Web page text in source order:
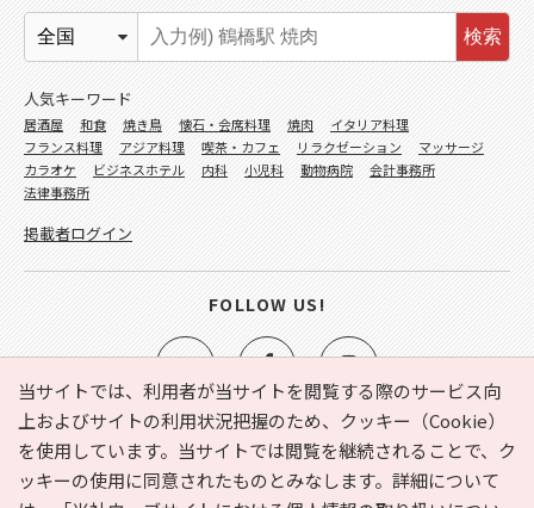
当サイトでは、利用者が当サイトを閲覧する際のサービス向
上およびサイトの利用状況把握のため、クッキー（Cookie）
を使用しています。当サイトでは閲覧を継続されることで、ク
ッキーの使用に同意されたものとみなします。詳細について
e-NAVITA（イーナビタ）とは？ お気に入り
ヘルプ
利用規約
個人情報の取り扱いについて 運営会社
検索
人気キーワード
居酒屋 和食 焼き鳥 懐石・会席料理 焼肉
イタリア料理
フランス料理
アジア料理 喫茶・カフェ リラクゼーション
マッサージ
カラオケ
ビジネスホテル 内科 小児科 動物病院
会計事務所
法律事務所
掲載者ログイン
FOLLOW US!